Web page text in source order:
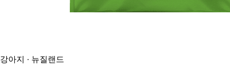
강아지 · 뉴질랜드